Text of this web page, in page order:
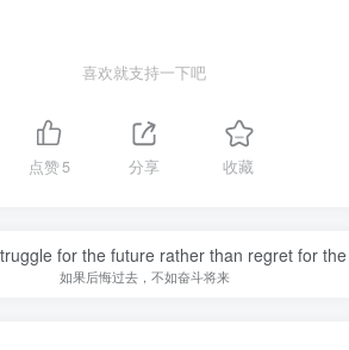
喜欢就支持一下吧
点赞5 分享 收藏
for the future rather than regret for
如果后悔过去，不如奋斗将来